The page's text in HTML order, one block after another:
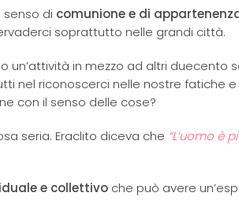
di comunione e di
soprattutto nelle grandi città.
in mezzo ad altri duecento
nel riconoscerci nelle nostre fatiche
con il senso delle cose?
seria. Eraclito diceva che “L’uomo è
e collettivo che può avere